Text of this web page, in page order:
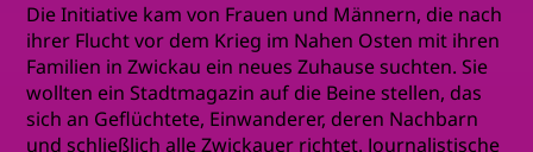
Die Initiative kam von Frauen und Männern, die nach
ihrer Flucht vor dem Krieg im Nahen Osten mit ihren
Familien in Zwickau ein neues Zuhause suchten. Sie
wollten ein Stadtmagazin auf die Beine stellen, das
sich an Geflüchtete, Einwanderer, deren Nachbarn
und schließlich alle Zwickauer richtet. Journalistische